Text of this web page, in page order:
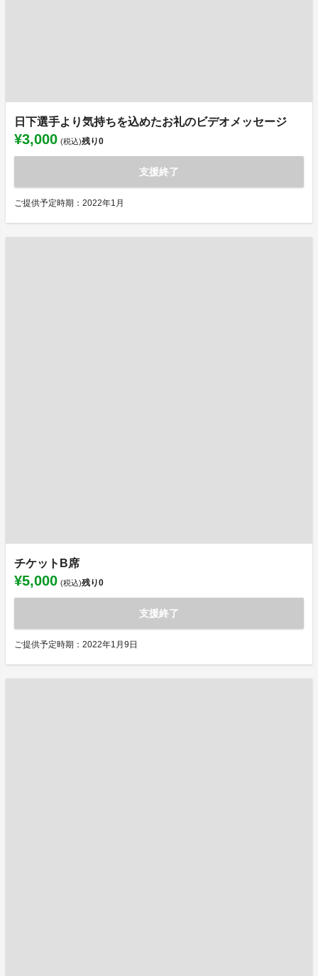
日下選手より気持ちを込めたお礼のビデオメッセージ
¥3,000 (税込)残り0
支援終了
ご提供予定時期：2022年1月
チケットB席
¥5,000 (税込)残り0
支援終了
ご提供予定時期：2022年1月9日